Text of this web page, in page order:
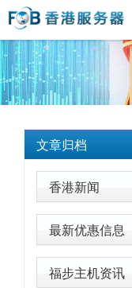
文章归档
香港新闻
最新优惠信息
福步主机资讯